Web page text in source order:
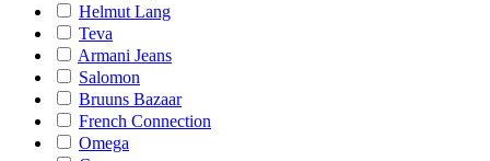
Helmut Lang
Teva
Armani Jeans
Salomon
Bruuns Bazaar
French Connection
Omega